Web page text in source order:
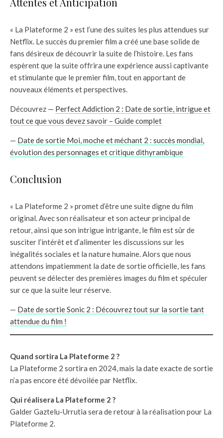
« La Plateforme 2 » est l’une des suites les plus attendues sur
Netflix. Le succès du premier film a créé une base solide de
fans désireux de découvrir la suite de l’histoire. Les fans
espèrent que la suite offrira une expérience aussi captivante
et stimulante que le premier film, tout en apportant de
nouveaux éléments et perspectives.
Découvrez — Perfect Addiction 2 : Date de sortie, intrigue et
tout ce que vous devez savoir – Guide complet
— Date de sortie Moi, moche et méchant 2 : succès mondial,
évolution des personnages et critique dithyrambique
Conclusion
« La Plateforme 2 » promet d’être une suite digne du film
original. Avec son réalisateur et son acteur principal de
retour, ainsi que son intrigue intrigante, le film est sûr de
susciter l’intérêt et d’alimenter les discussions sur les
inégalités sociales et la nature humaine. Alors que nous
attendons impatiemment la date de sortie officielle, les fans
peuvent se délecter des premières images du film et spéculer
sur ce que la suite leur réserve.
— Date de sortie Sonic 2 : Découvrez tout sur la sortie tant
attendue du film !
Quand sortira La Plateforme 2 ?
La Plateforme 2 sortira en 2024, mais la date exacte de sortie
n’a pas encore été dévoilée par Netflix.
Qui réalisera La Plateforme 2 ?
Galder Gaztelu-Urrutia sera de retour à la réalisation pour La
Plateforme 2.